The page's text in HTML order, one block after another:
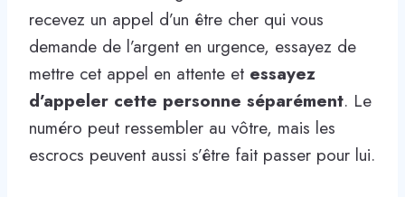
recevez un appel d’un être cher qui vous
demande de l’argent en urgence, essayez de
mettre cet appel en attente et essayez
d’appeler cette personne séparément. Le
numéro peut ressembler au vôtre, mais les
escrocs peuvent aussi s’être fait passer pour lui.